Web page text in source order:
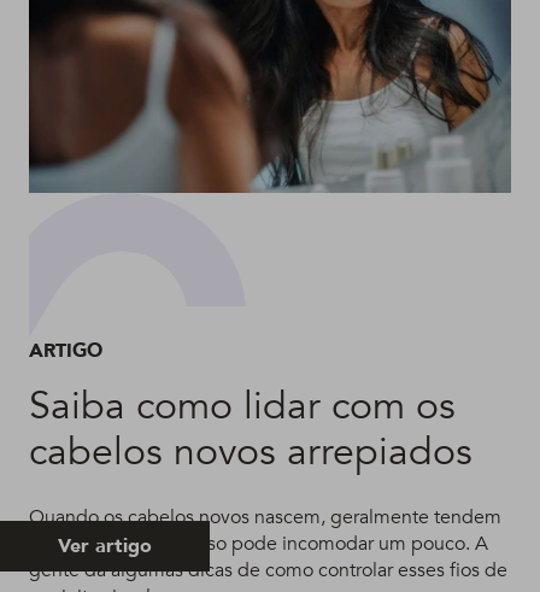
ARTIGO
Saiba como lidar com os
cabelos novos arrepiados
Quando os cabelos novos nascem, geralmente tendem
a ficar espetados e isso pode incomodar um pouco. A
gente dá algumas dicas de como controlar esses fios de
Ver artigo